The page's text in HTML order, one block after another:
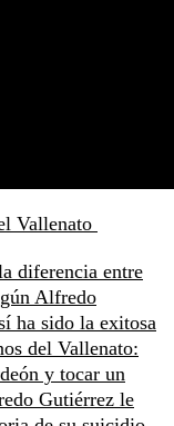
Vallenato
diferencia entre
Alfredo
ha sido la exitosa
del Vallenato:
y tocar un
Gutiérrez le